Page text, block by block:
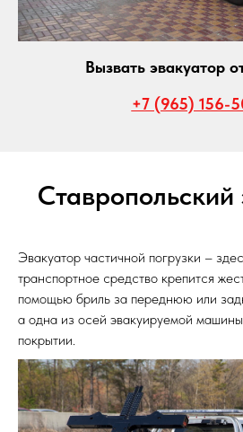
Вызвать эвакуатор
+7 (965) 156-
Ставропольский
Эвакуатор частичной погрузки –
транспортное средство крепится
помощью бриль за переднюю или
а одна из осей эвакуируемой
покрытии.